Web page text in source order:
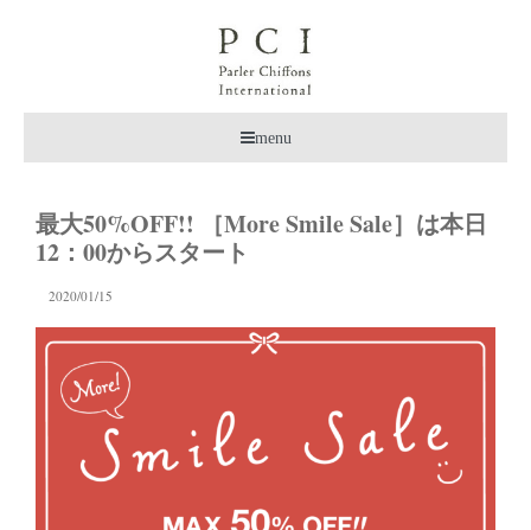
menu
最大50%OFF!! ［More Smile Sale］は本日
12：00からスタート
2020/01/15